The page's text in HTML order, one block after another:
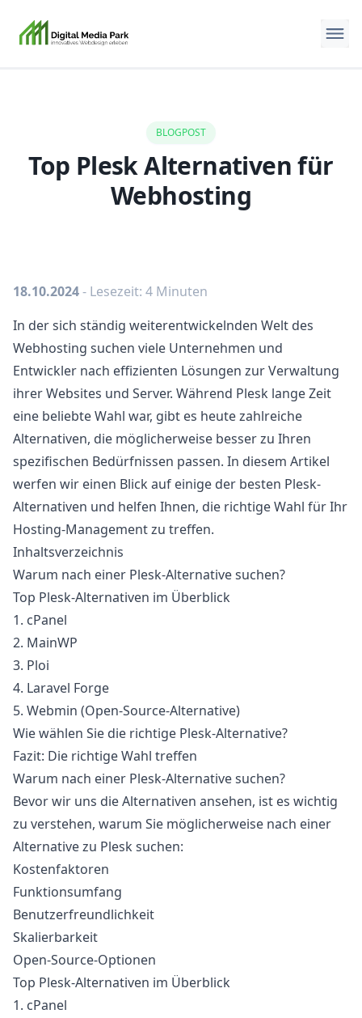
BLOGPOST
Top Plesk Alternativen für
Webhosting
18.10.2024- Lesezeit: 4 Minuten
In der sich ständig weiterentwickelnden Welt des
Webhosting suchen viele Unternehmen und
Entwickler nach effizienten Lösungen zur Verwaltung
ihrer Websites und Server. Während Plesk lange Zeit
eine beliebte Wahl war, gibt es heute zahlreiche
Alternativen, die möglicherweise besser zu Ihren
spezifischen Bedürfnissen passen. In diesem Artikel
werfen wir einen Blick auf einige der besten Plesk-
Alternativen und helfen Ihnen, die richtige Wahl für Ihr
Hosting-Management zu treffen.
Inhaltsverzeichnis
Warum nach einer Plesk-Alternative suchen?
Top Plesk-Alternativen im Überblick
1. cPanel
2. MainWP
3. Ploi
4. Laravel Forge
5. Webmin (Open-Source-Alternative)
Wie wählen Sie die richtige Plesk-Alternative?
Fazit: Die richtige Wahl treffen
Warum nach einer Plesk-Alternative suchen?
Bevor wir uns die Alternativen ansehen, ist es wichtig
zu verstehen, warum Sie möglicherweise nach einer
Alternative zu Plesk suchen:
Kostenfaktoren
Funktionsumfang
Benutzerfreundlichkeit
Skalierbarkeit
Open-Source-Optionen
Top Plesk-Alternativen im Überblick
1. cPanel